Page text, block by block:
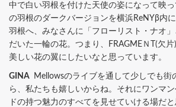
中で白い羽根を付けた天使の姿になって映
の羽根のダークバージョンを横浜ReNYβ内
羽根へ、みなさんに「フローリスト・ナオ
だいた一輪の花。つまり、FRAGMEＮT(欠片
美しい花の翼にしたいなと思っています。
GINA
Mellowsのライブを通して少しでも街
ら、私たちも嬉しいからね。それにワンマ
ドの持つ魅力のすべてを見せていける場だ